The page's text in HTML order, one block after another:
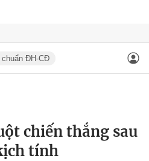
ĐH-CĐ
chiến thắng sau
tính